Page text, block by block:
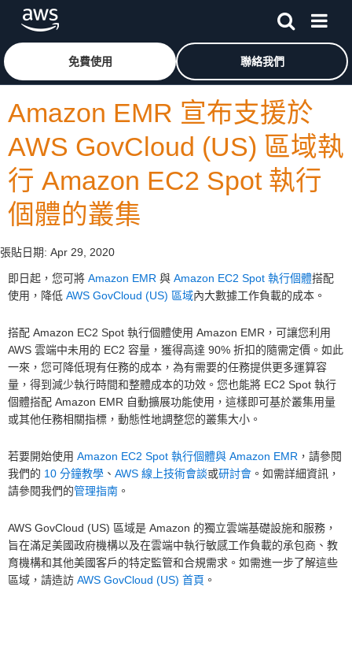
跳至主要內容按一下這裡可返回 Amazon Web Services 首頁
免費使用 聯絡我們
Amazon EMR 宣布支援於
AWS GovCloud (US) 區域執
行 Amazon EC2 Spot 執行
個體的叢集
張貼日期: Apr 29, 2020
即日起，您可將 Amazon EMR 與 Amazon EC2 Spot 執行個體搭配
使用，降低 AWS GovCloud (US) 區域內大數據工作負載的成本。
搭配 Amazon EC2 Spot 執行個體使用 Amazon EMR，可讓您利用
AWS 雲端中未用的 EC2 容量，獲得高達 90% 折扣的隨需定價。如此
一來，您可降低現有任務的成本，為有需要的任務提供更多運算容
量，得到減少執行時間和整體成本的功效。您也能將 EC2 Spot 執行
個體搭配 Amazon EMR 自動擴展功能使用，這樣即可基於叢集用量
或其他任務相關指標，動態性地調整您的叢集大小。
若要開始使用 Amazon EC2 Spot 執行個體與 Amazon EMR ，請參閱
我們的 10 分鐘教學 、 AWS 線上技術會談或研討會 。如需詳細資訊，
請參閱我們的管理指南 。
AWS GovCloud (US) 區域是 Amazon 的獨立雲端基礎設施和服務，
旨在滿足美國政府機構以及在雲端中執行敏感工作負載的承包商、教
育機構和其他美國客戶的特定監管和合規需求。如需進一步了解這些
區域，請造訪 AWS GovCloud (US) 首頁 。